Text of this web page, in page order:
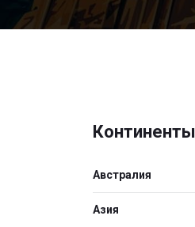
Континенты
Австралия
Азия